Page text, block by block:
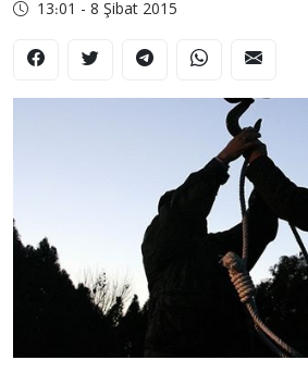
13:01 - 8 Şibat 2015